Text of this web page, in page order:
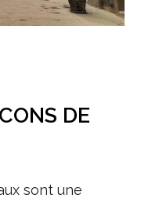
DE
sont une